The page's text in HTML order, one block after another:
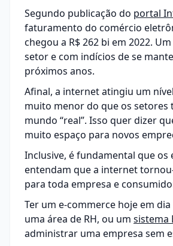
Segundo publicação do portal
faturamento do comércio
chegou a R$ 262 bi em 2022.
setor e com indícios de se
próximos anos.
Afinal, a internet atingiu um
muito menor do que os setores
mundo “real”. Isso quer dizer
muito espaço para novos
Inclusive, é fundamental que os
entendam que a internet
para toda empresa e
Ter um e-commerce hoje em
uma área de RH, ou um sistema
administrar uma empresa sem